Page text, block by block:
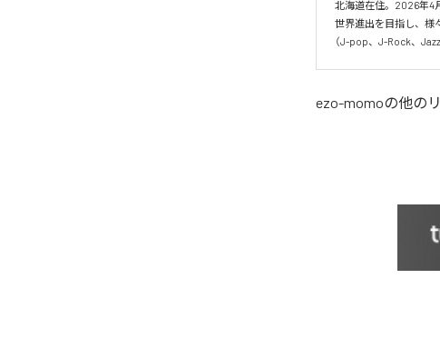
北海道在住。2026年4
世界進出を目指し、様
（J-pop、J-Rock、
ezo-momoの他の